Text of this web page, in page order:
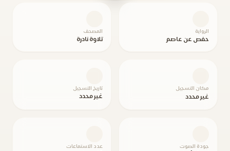
الرواية
حفص عن عاصم
المصحف
تلاوة نادرة
مكان التسجيل
غير محدد
تاريخ التسجيل
غير محدد
جودة الصوت عدد الاستماعات